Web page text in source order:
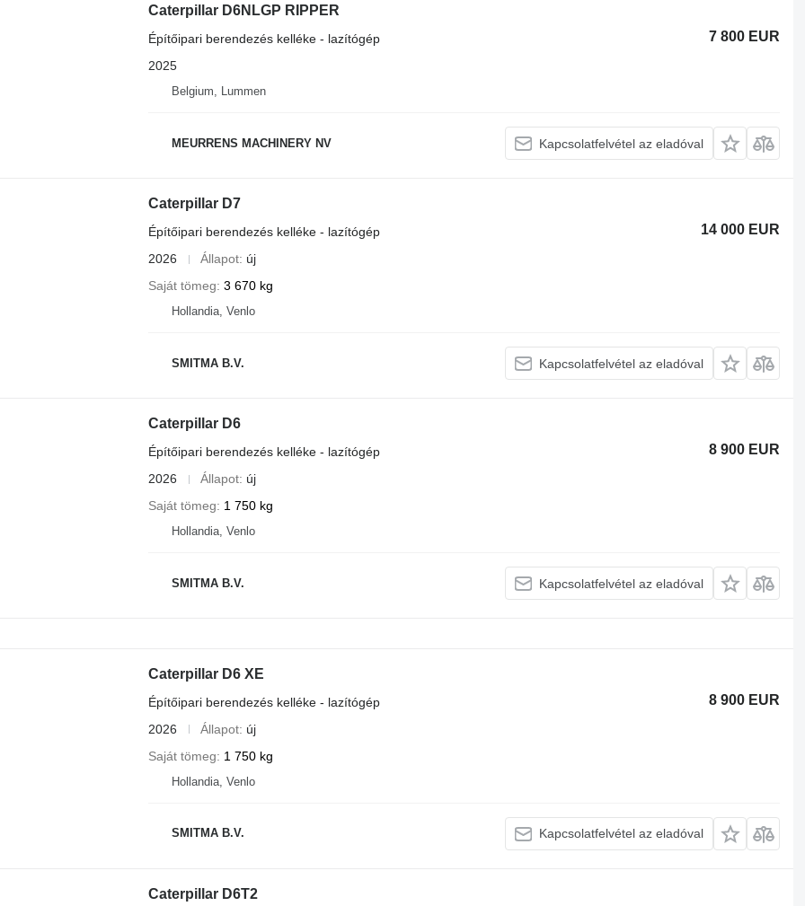
Caterpillar D6NLGP RIPPER
7 800 EUR
Építőipari berendezés kelléke - lazítógép
2025
Belgium, Lummen
MEURRENS MACHINERY NV Kapcsolatfelvétel az eladóval
Caterpillar D7
14 000 EUR
Építőipari berendezés kelléke - lazítógép
2026
Állapot új
Saját tömeg 3 670 kg
Hollandia, Venlo
SMITMA B.V. Kapcsolatfelvétel az eladóval
Caterpillar D6
8 900 EUR
Építőipari berendezés kelléke - lazítógép
2026
Állapot új
Saját tömeg
1 750 kg
Hollandia, Venlo
SMITMA B.V. Kapcsolatfelvétel az eladóval
Caterpillar D6 XE
8 900 EUR
Építőipari berendezés kelléke - lazítógép
2026
Állapot új
Saját tömeg
1 750 kg
Hollandia, Venlo
SMITMA B.V. Kapcsolatfelvétel az eladóval
Caterpillar D6T2